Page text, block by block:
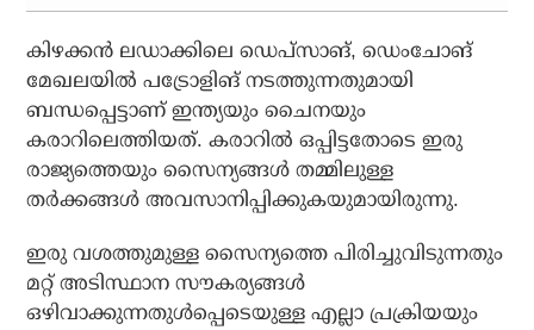
കിഴക്കന്‍ ലഡാക്കിലെ ഡെപ്സാങ്, ഡെംചോങ്
മേഖലയില്‍ പട്രോളിങ് നടത്തുന്നതുമായി
ബന്ധപ്പെട്ടാണ് ഇന്ത്യയും ചൈനയും
കരാറിലെത്തിയത്. കരാറില്‍ ഒപ്പിട്ടതോടെ ഇരു
രാജ്യത്തെയും സൈന്യങ്ങള്‍ തമ്മിലുള്ള
തര്‍ക്കങ്ങള്‍ അവസാനിപ്പിക്കുകയുമായിരുന്നു.
ഇരു വശത്തുമുള്ള സൈന്യത്തെ പിരിച്ചുവിടുന്നതും
മറ്റ് അടിസ്ഥാന സൗകര്യങ്ങള്‍
ഒഴിവാക്കുന്നതുള്‍പ്പെടെയുള്ള എല്ലാ പ്രക്രിയയും